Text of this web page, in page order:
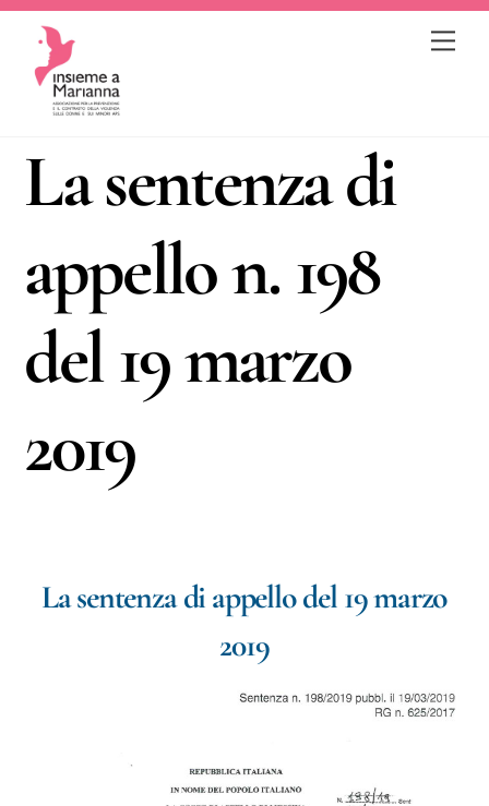
Skip
content
La sentenza di
appello n. 198
del 19 marzo
2019
La sentenza di appello del 19 marzo
2019